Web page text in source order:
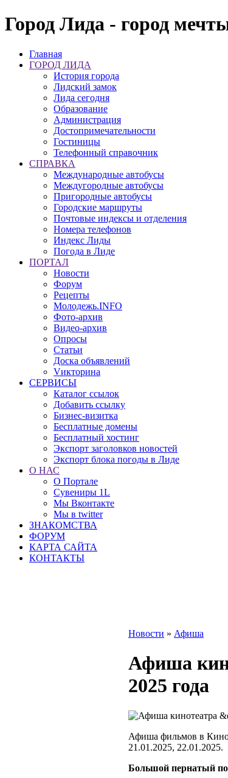
Город Лида - город
Главная
ГОРОД ЛИДА
История города
Лидский замок
Лида сегодня
Образование
Администрация
Достопримечательности
Гостиницы
Телефонный справочник
СПРАВКА
Международные автобусы
Междугородные автобусы
Пригородные автобусы
Городские маршруты
Почтовые индексы и отделения
Номера телефонов
Индекс Лиды
Погода в Лиде
ПОРТАЛ
Новости
Форум
Рецепты
Молодежь.INFO
Фото-архив
Видео-архив
Опросы
Статьи
Доска объявлений
Vикторина
СЕРВИСЫ
Каталог ссылок
Добавить ссылку
Бизнес-визитка
Бесплатные домены
Бесплатный хостинг
Экспорт заголовков новостей
Экспорт блока погоды в Лиде
О НАС
О Портале
Сувениры 1L
Мы Вконтакте
Мы в twitter
ЗНАКОМСТВА
ФОРУМ
КАРТА САЙТА
КОНТАКТЫ
Новости » Афиша
Афиша
2025 года
Афиша фильмов в
21.01.2025, 22.01.2025.
Большой пернатый